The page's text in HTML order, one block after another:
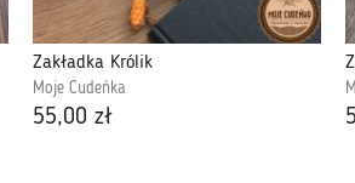
Zakładka Królik
Moje Cudeńka
55,00 zł